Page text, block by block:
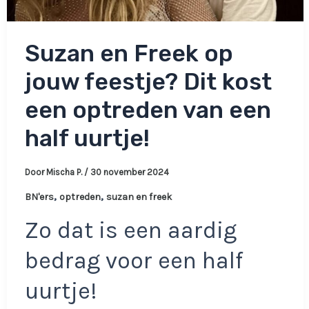
Suzan en Freek op
jouw feestje? Dit kost
een optreden van een
half uurtje!
Door Mischa P. / 30 november 2024
BN'ers, optreden, suzan en freek
Zo dat is een aardig
bedrag voor een half
uurtje!